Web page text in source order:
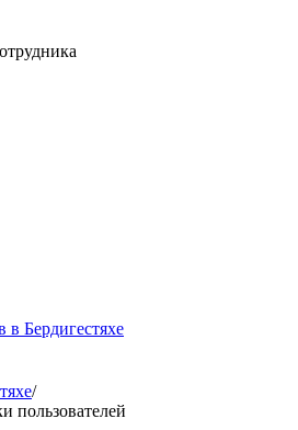
в Бердигестяхе
/
пользователей